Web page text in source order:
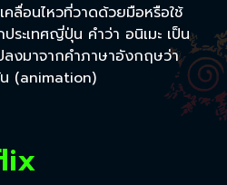
คลื่อนไหวที่วาดด้วยมือหรือใช้
ระเทศญี่ปุ่น คำว่า อนิเมะ เป็น
งมาจากคำภาษาอังกฤษว่า
(animation)